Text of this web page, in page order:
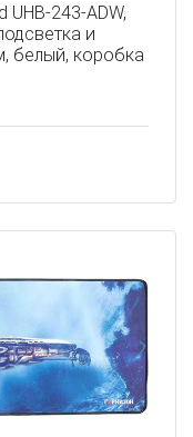
UHB-243-ADW,
и
белый, коробка